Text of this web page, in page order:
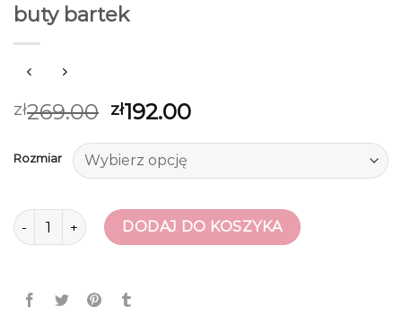
buty bartek
zł269.00 zł192.00
Rozmiar
ilość buty bartek DODAJ DO KOSZYKA